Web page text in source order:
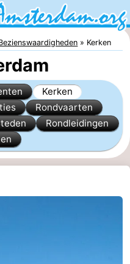
Kerken
Kerken
Rondvaarten
Rondleidingen